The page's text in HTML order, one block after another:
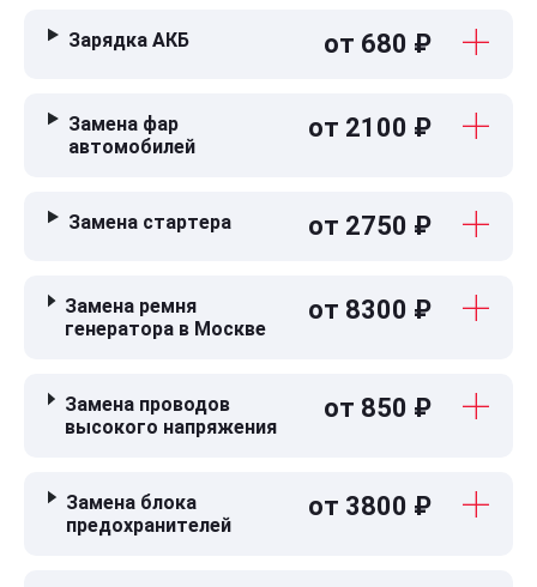
Зарядка АКБ от 680 ₽
Замена фар
автомобилей
от 2100 ₽
Замена стартера от 2750 ₽
Замена ремня
генератора в Москве
от 8300 ₽
Замена проводов
высокого напряжения
от 850 ₽
Замена блока
предохранителей
от 3800 ₽